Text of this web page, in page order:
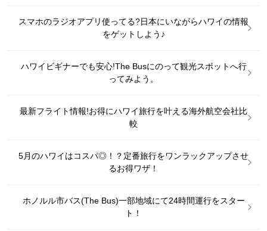
スマホのラジオアプリ使ってる?日本にいながらハワイの情報
をゲットしよう♪
ハワイビギナーでも安心!The Busにのって観光スポットへ行
ってみよう。
最新フライト情報!お得にハワイ旅行を叶える海外航空会社比
較
5月のハワイはコスパ◎！？定番旅行をワンラックアップさせ
るお得ワザ！
ホノルル市バス(The Bus)一部地域にて24時間運行をスター
ト！